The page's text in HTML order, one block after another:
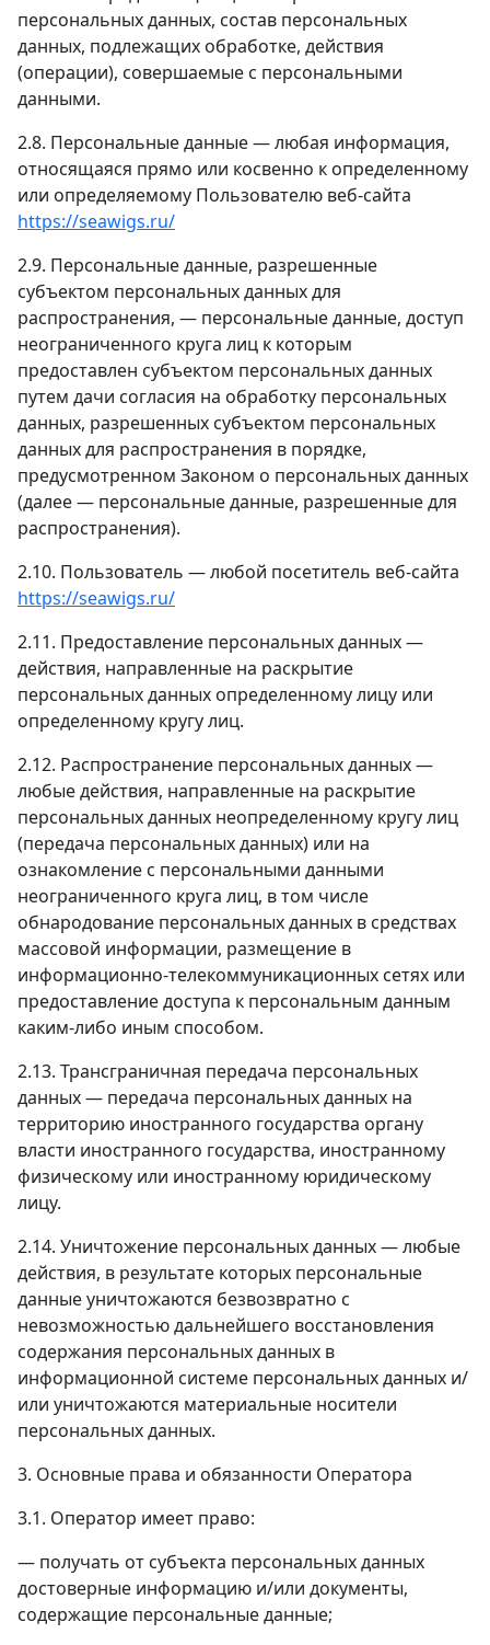
персональных данных, состав персональных
данных, подлежащих обработке, действия
(операции), совершаемые с персональными
данными.
2.8. Персональные данные — любая информация,
относящаяся прямо или косвенно к определенному
или определяемому Пользователю веб-сайта
https://seawigs.ru/
2.9. Персональные данные, разрешенные
субъектом персональных данных для
распространения, — персональные данные, доступ
неограниченного круга лиц к которым
предоставлен субъектом персональных данных
путем дачи согласия на обработку персональных
данных, разрешенных субъектом персональных
данных для распространения в порядке,
предусмотренном Законом о персональных данных
(далее — персональные данные, разрешенные для
распространения).
2.10. Пользователь — любой посетитель веб-сайта
https://seawigs.ru/
2.11. Предоставление персональных данных —
действия, направленные на раскрытие
персональных данных определенному лицу или
определенному кругу лиц.
2.12. Распространение персональных данных —
любые действия, направленные на раскрытие
персональных данных неопределенному кругу лиц
(передача персональных данных) или на
ознакомление с персональными данными
неограниченного круга лиц, в том числе
обнародование персональных данных в средствах
массовой информации, размещение в
информационно-телекоммуникационных сетях или
предоставление доступа к персональным данным
каким-либо иным способом.
2.13. Трансграничная передача персональных
данных — передача персональных данных на
территорию иностранного государства органу
власти иностранного государства, иностранному
физическому или иностранному юридическому
лицу.
2.14. Уничтожение персональных данных — любые
действия, в результате которых персональные
данные уничтожаются безвозвратно с
невозможностью дальнейшего восстановления
содержания персональных данных в
информационной системе персональных данных и/
или уничтожаются материальные носители
персональных данных.
3. Основные права и обязанности Оператора
3.1. Оператор имеет право:
— получать от субъекта персональных данных
достоверные информацию и/или документы,
содержащие персональные данные;